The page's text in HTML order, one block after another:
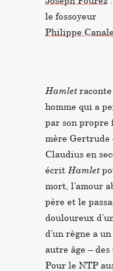
le fossoyeur
Philippe
Hamlet raconte
homme qui a
par son propre
mère Gertrude
Claudius en
écrit Hamlet
mort, l’amour
père et le
douloureux
d’un règne a
autre âge –
Pour le NTP